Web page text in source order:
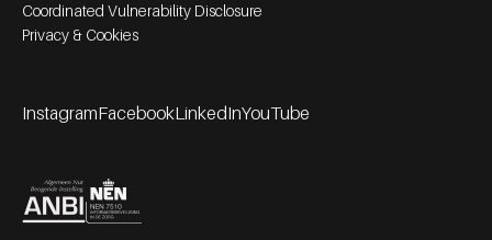
Coordinated Vulnerability Disclosure
Privacy & Cookies
InstagramFacebookLinkedInYouTube
Partners